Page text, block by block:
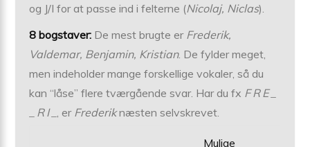
og J/I for at passe ind i felterne (Nicolaj, Niclas).
8 bogstaver: De mest brugte er Frederik,
Valdemar, Benjamin, Kristian. De fylder meget,
men indeholder mange forskellige vokaler, så du
kan “låse” flere tværgående svar. Har du fx F R E _
_ R I _
, er Frederiknæsten selvskrevet.
Mulige